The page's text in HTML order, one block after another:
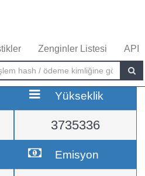
Zenginler Listesi API
Yükseklik
3735336
Emisyon